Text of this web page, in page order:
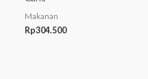
Makanan
Rp304.500